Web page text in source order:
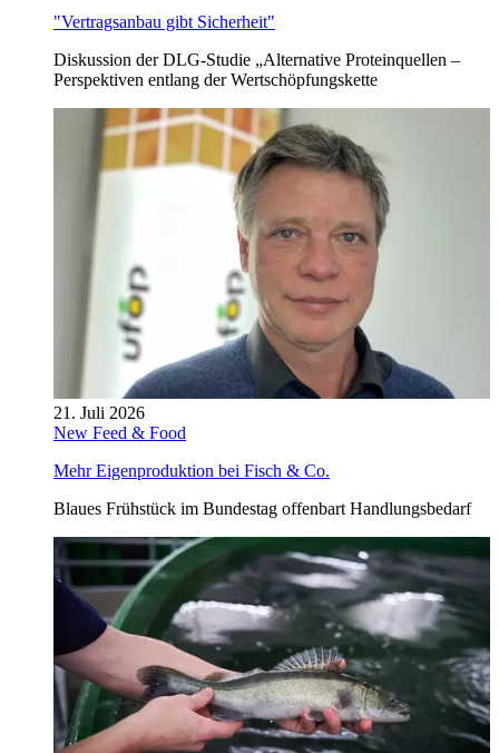
"Vertragsanbau gibt Sicherheit"
Diskussion der DLG-Studie „Alternative Proteinquellen –
Perspektiven entlang der Wertschöpfungskette
21. Juli 2026
New Feed & Food
Mehr Eigenproduktion bei Fisch & Co.
Blaues Frühstück im Bundestag offenbart Handlungsbedarf